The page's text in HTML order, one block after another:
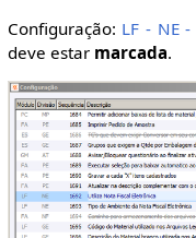
Configuração: LF - NE
deve estar marcada.